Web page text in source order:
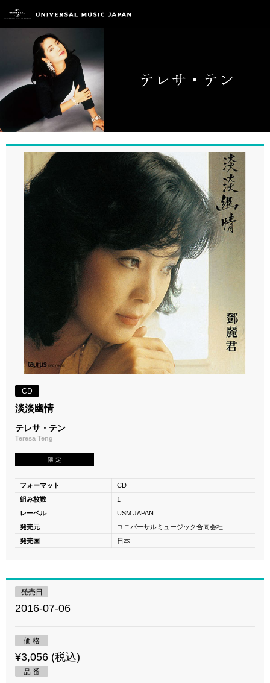
CD
淡淡幽情
テレサ・テン
Teresa Teng
限 定
フォーマット
CD
組み枚数
1
レーベル
USM JAPAN
発売元
ユニバーサルミュージック合同会社
発売国
日本
発売日
2016-07-06
価 格
¥3,056 (税込)
品 番